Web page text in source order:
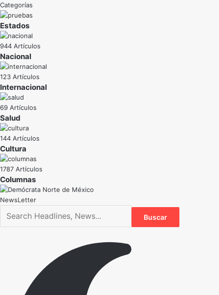
Categorías
Estados
944 Artículos
Nacional
123 Artículos
Internacional
69 Artículos
Salud
144 Artículos
Cultura
1787 Artículos
NewsLetter